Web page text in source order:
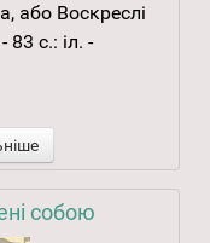
або Воскреслі
с.: іл. -
собою